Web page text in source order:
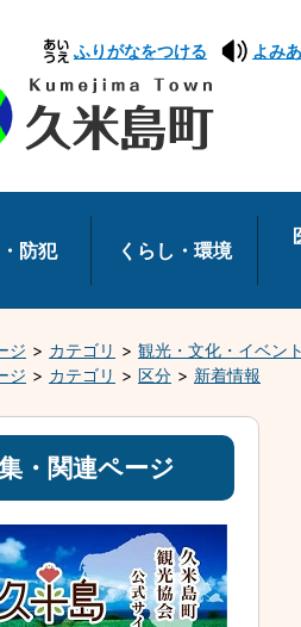
本
文
へ
移
動
ふりがなをつける よみ
防犯 くらし・環境
ジ カテゴリ 観光・文化・イベント
ジ
カテゴリ 区分 新着情報
・関連ページ